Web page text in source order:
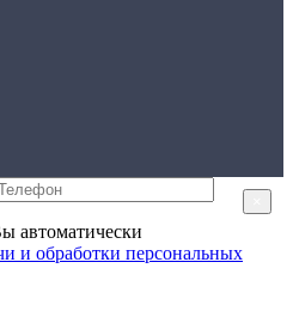
автоматически
и обработки персональных